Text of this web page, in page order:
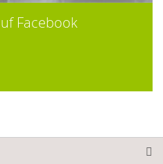
Facebook